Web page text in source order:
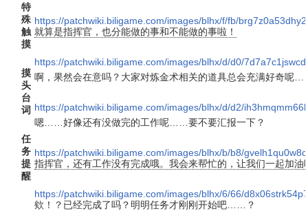
特
殊
触
摸
https://patchwiki.biligame.com/images/blhx/f/fb/
就算是指挥官，也分能做的事和不能做的事啦！
https://patchwiki.biligame.com/images/blhx/d/d0/
摸
头
台
词
啊，果然会在意吗？大家对炼金术相关的道具总会充满好奇呢
https://patchwiki.biligame.com/images/blhx/d/d2/
任
务
提
醒
嗯……好像还有没做完的工作呢……要不要汇报一下？
https://patchwiki.biligame.com/images/blhx/b/b8/
指挥官，还有工作没有完成哦。我会来帮忙的，让我们一起加油
https://patchwiki.biligame.com/images/blhx/6/66/
欸！？已经完成了吗？明明任务才刚刚开始吧……？